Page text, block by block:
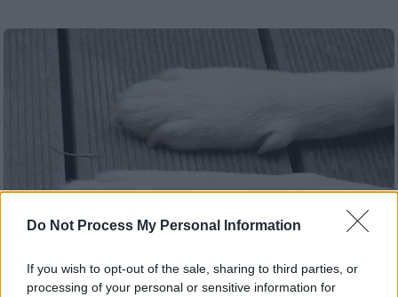
Do Not Process My Personal Information
If you wish to opt-out of the sale, sharing to third parties, or
processing of your personal or sensitive information for